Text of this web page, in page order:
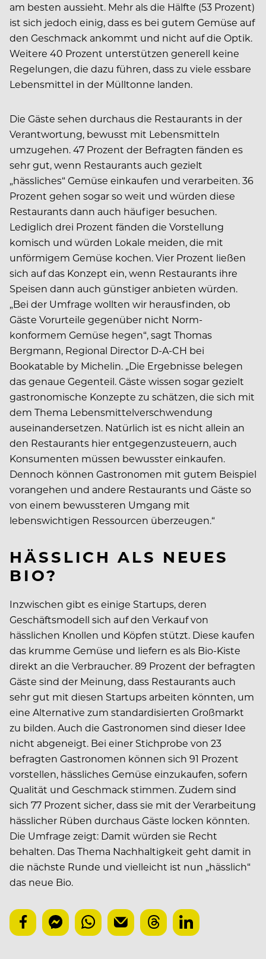
am besten aussieht. Mehr als die Hälfte (53 Prozent)
ist sich jedoch einig, dass es bei gutem Gemüse auf
den Geschmack ankommt und nicht auf die Optik.
Weitere 40 Prozent unterstützen generell keine
Regelungen, die dazu führen, dass zu viele essbare
Lebensmittel in der Mülltonne landen.
Die Gäste sehen durchaus die Restaurants in der
Verantwortung, bewusst mit Lebensmitteln
umzugehen. 47 Prozent der Befragten fänden es
sehr gut, wenn Restaurants auch gezielt
„hässliches“ Gemüse einkaufen und verarbeiten. 36
Prozent gehen sogar so weit und würden diese
Restaurants dann auch häufiger besuchen.
Lediglich drei Prozent fänden die Vorstellung
komisch und würden Lokale meiden, die mit
unförmigem Gemüse kochen. Vier Prozent ließen
sich auf das Konzept ein, wenn Restaurants ihre
Speisen dann auch günstiger anbieten würden.
„Bei der Umfrage wollten wir herausfinden, ob
Gäste Vorurteile gegenüber nicht Norm-
konformem Gemüse hegen“, sagt Thomas
Bergmann, Regional Director D-A-CH bei
Bookatable by Michelin. „Die Ergebnisse belegen
das genaue Gegenteil. Gäste wissen sogar gezielt
gastronomische Konzepte zu schätzen, die sich mit
dem Thema Lebensmittelverschwendung
auseinandersetzen. Natürlich ist es nicht allein an
den Restaurants hier entgegenzusteuern, auch
Konsumenten müssen bewusster einkaufen.
Dennoch können Gastronomen mit gutem Beispiel
vorangehen und andere Restaurants und Gäste so
von einem bewussteren Umgang mit
lebenswichtigen Ressourcen überzeugen.“
HÄSSLICH ALS NEUES
BIO?
Inzwischen gibt es einige Startups, deren
Geschäftsmodell sich auf den Verkauf von
hässlichen Knollen und Köpfen stützt. Diese kaufen
das krumme Gemüse und liefern es als Bio-Kiste
direkt an die Verbraucher. 89 Prozent der befragten
Gäste sind der Meinung, dass Restaurants auch
sehr gut mit diesen Startups arbeiten könnten, um
eine Alternative zum standardisierten Großmarkt
zu bilden. Auch die Gastronomen sind dieser Idee
nicht abgeneigt. Bei einer Stichprobe von 23
befragten Gastronomen können sich 91 Prozent
vorstellen, hässliches Gemüse einzukaufen, sofern
Qualität und Geschmack stimmen. Zudem sind
sich 77 Prozent sicher, dass sie mit der Verarbeitung
hässlicher Rüben durchaus Gäste locken könnten.
Die Umfrage zeigt: Damit würden sie Recht
behalten. Das Thema Nachhaltigkeit geht damit in
die nächste Runde und vielleicht ist nun „hässlich“
das neue Bio.